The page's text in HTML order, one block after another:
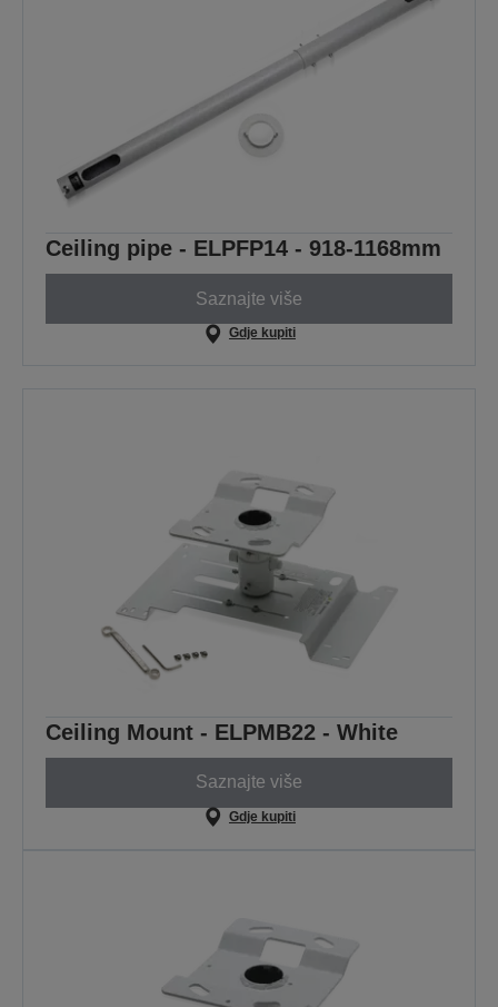
Ceiling pipe - ELPFP14 - 918-1168mm
Saznajte više
Gdje kupiti
Ceiling Mount - ELPMB22 - White
Saznajte više
Gdje kupiti